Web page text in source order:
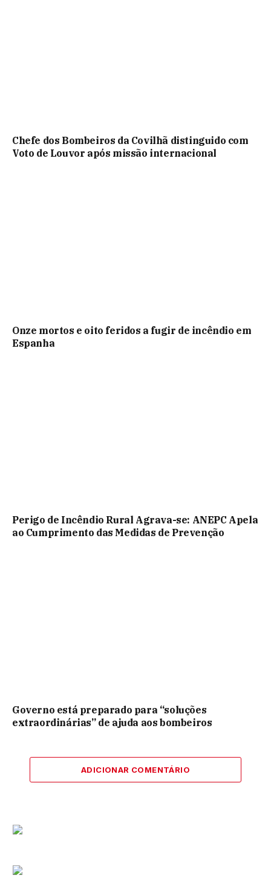
Chefe dos Bombeiros da Covilhã distinguido com
Voto de Louvor após missão internacional
Onze mortos e oito feridos a fugir de incêndio em
Espanha
Perigo de Incêndio Rural Agrava-se: ANEPC Apela
ao Cumprimento das Medidas de Prevenção
Governo está preparado para “soluções
extraordinárias” de ajuda aos bombeiros
ADICIONAR COMENTÁRIO